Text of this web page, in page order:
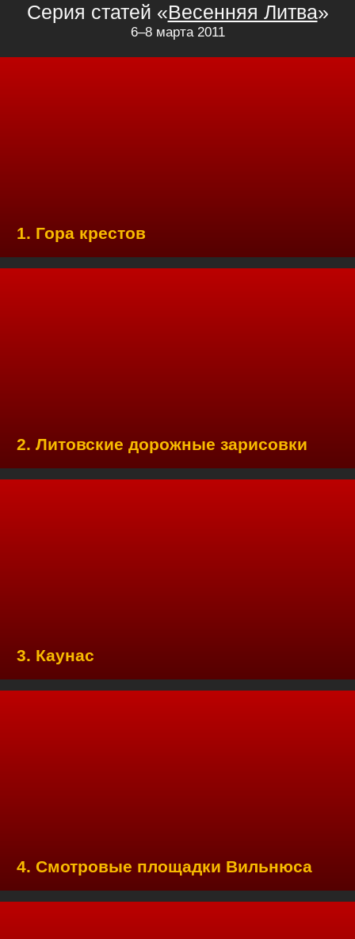
Серия статей «Весенняя Литва»
6–8 марта 2011
1. Гора крестов
2. Литовские дорожные зарисовки
3. Каунас
4. Смотровые площадки Вильнюса